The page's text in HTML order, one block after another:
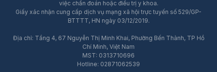
việc chẩn đoán hoặc điều trị y khoa.
Giấy xác nhận cung cấp dịch vụ mạng xã hội trực tuyến số 529/GP-
BTTTT, HN ngày 03/12/2019.
Địa chỉ: Tầng 4, 67 Nguyễn Thị Minh Khai, Phường Bến Thành, TP Hồ
Chí Minh, Việt Nam
MST: 0313710696
Hotline: 02871062539